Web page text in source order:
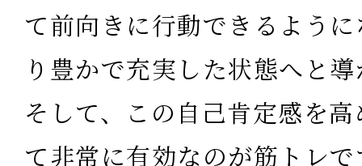
て前向きに行動できるよう
り豊かで充実した状態へと
そして、この自己肯定感を
て非常に有効なのが筋トレで